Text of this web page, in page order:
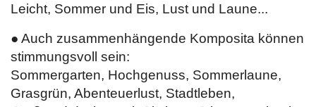
Leicht, Sommer und Eis, Lust und Laune...
● Auch zusammenhängende Komposita können
stimmungsvoll sein:
Sommergarten, Hochgenuss, Sommerlaune,
Grasgrün, Abenteuerlust, Stadtleben,